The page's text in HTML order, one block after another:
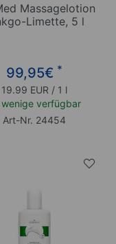
Massagelotion
Limette, 5 l
99,95€ *
19.99 EUR / 1 l
wenige verfügbar
Art-Nr. 24454